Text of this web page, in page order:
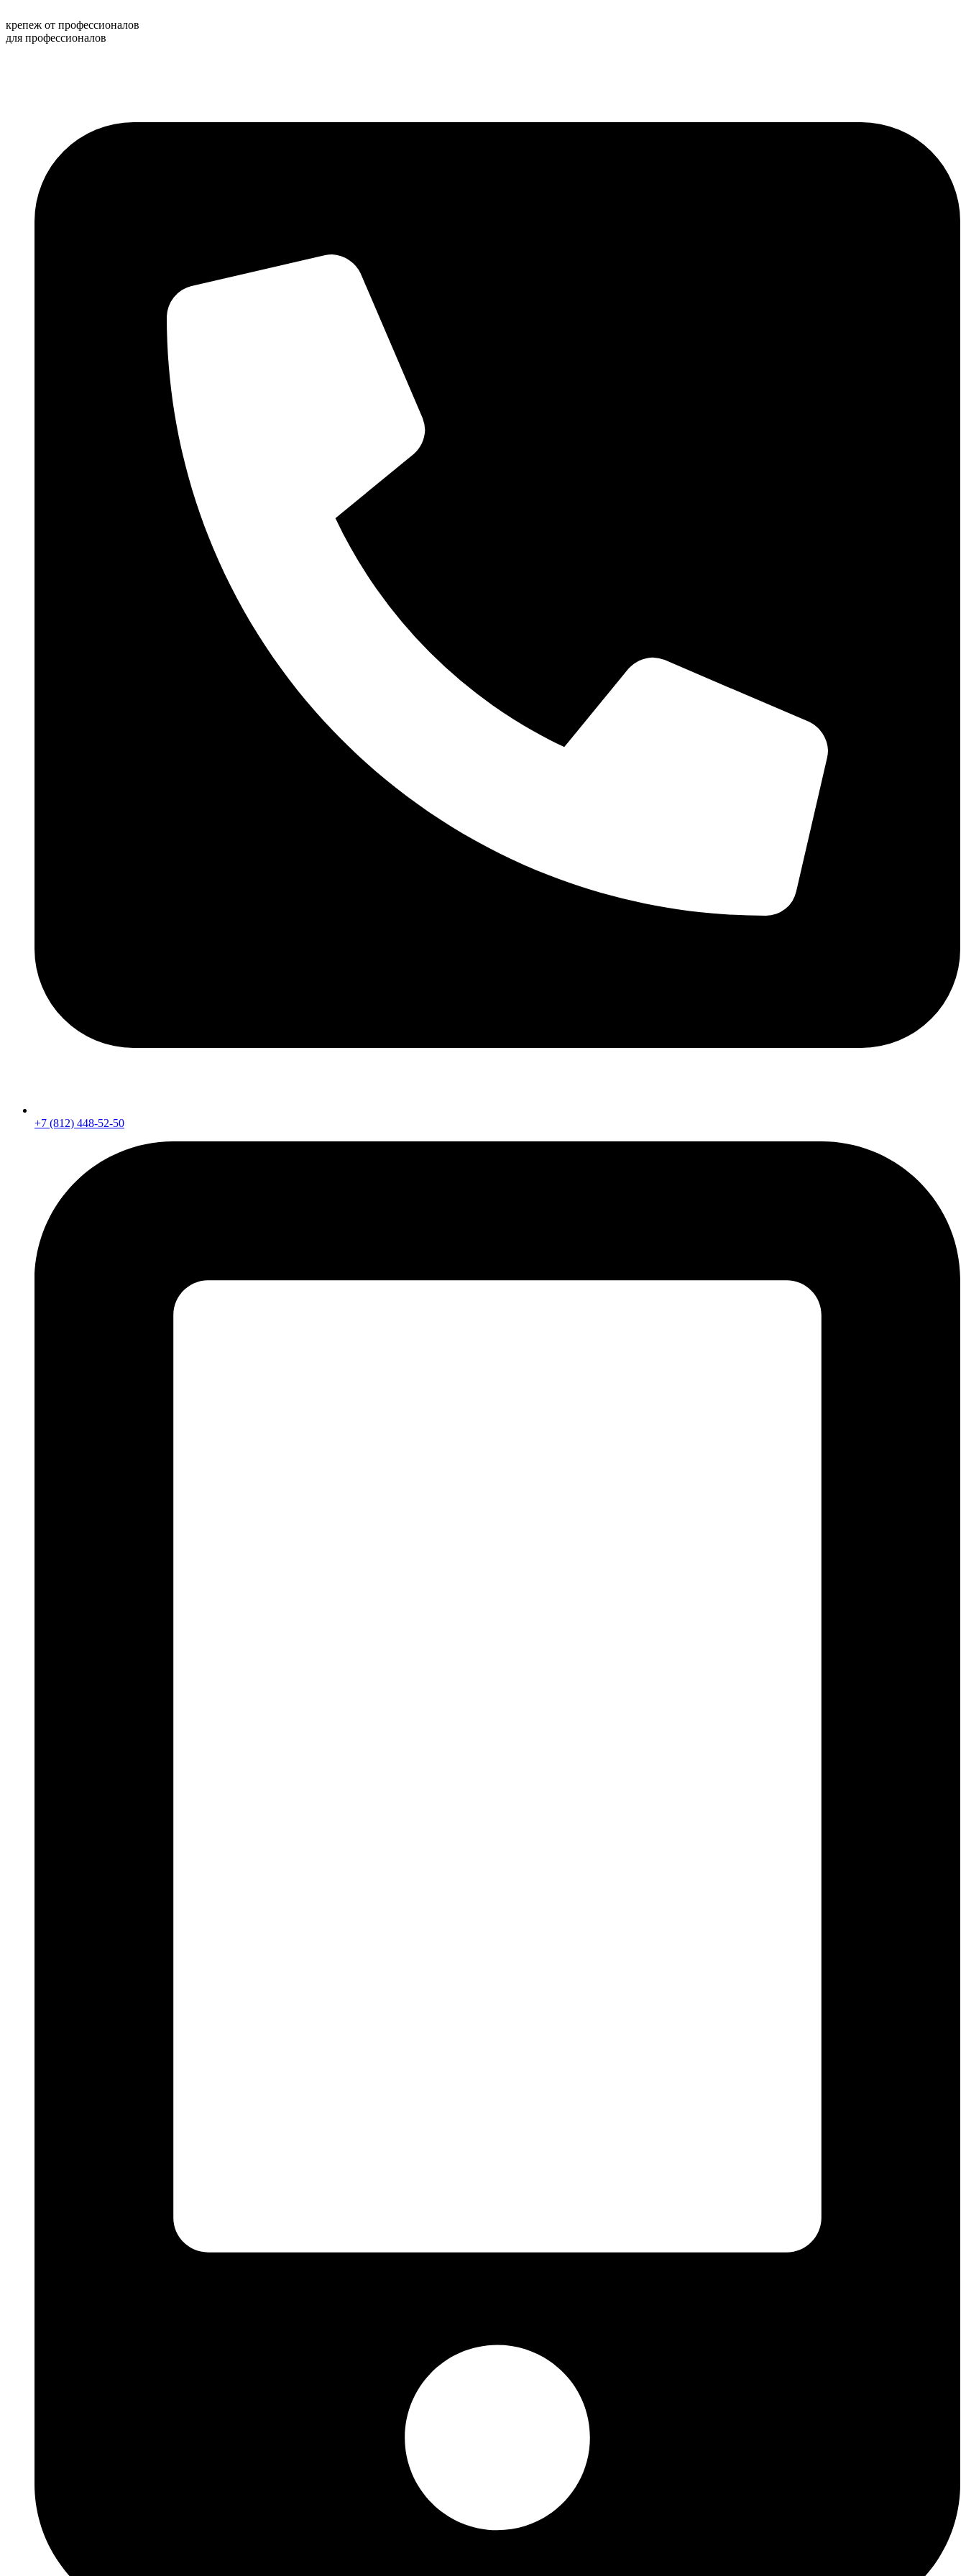
к
содержимому
крепеж от профессионалов
для профессионалов
+7 (812) 448-52-50